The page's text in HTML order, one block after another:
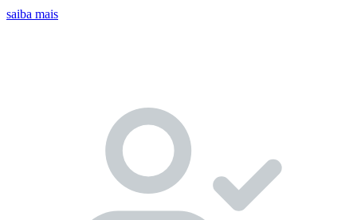
saiba mais